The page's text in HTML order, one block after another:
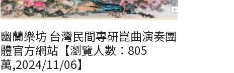
幽蘭樂坊 台灣民間專研崑曲演奏團
體官方網站【瀏覽人數：805
萬,2024/11/06】